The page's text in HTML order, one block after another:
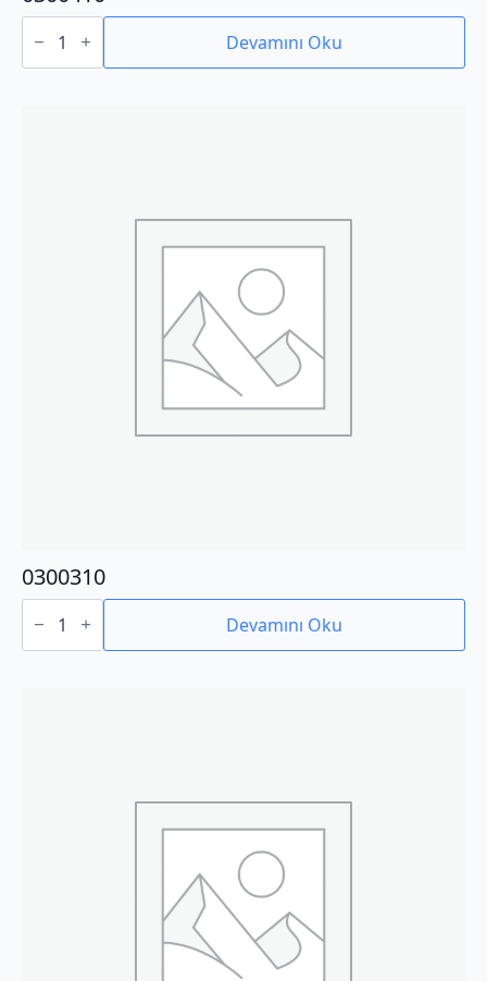
0300410
adet Devamını Oku
0300310
0300310
adet Devamını Oku